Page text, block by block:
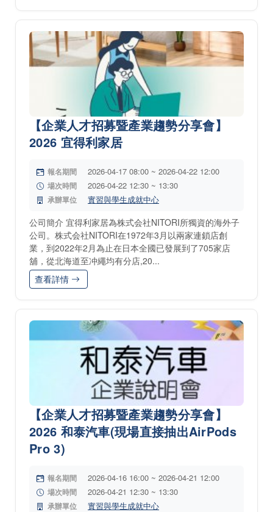
【企業人才招募暨產業趨勢分享會】
2026 宜得利家居
報名期間 2026-04-17 08:00 ~ 2026-04-22 12:00
場次時間 2026-04-22 12:30 ~ 13:30
承辦單位 實習與學生成就中心
公司簡介 宜得利家居為株式会社NITORI所獨資的海外子
公司。株式会社NITORI在1972年3月以兩家連鎖店創
業，到2022年2月為止在日本全國已發展到了705家店
舖，從北海道至冲繩均有分店,20...
查看詳情
【企業人才招募暨產業趨勢分享會】
2026 和泰汽車(現場直接抽出AirPods
Pro 3)
報名期間 2026-04-16 16:00 ~ 2026-04-21 12:00
場次時間 2026-04-21 12:30 ~ 13:30
承辦單位 實習與學生成就中心